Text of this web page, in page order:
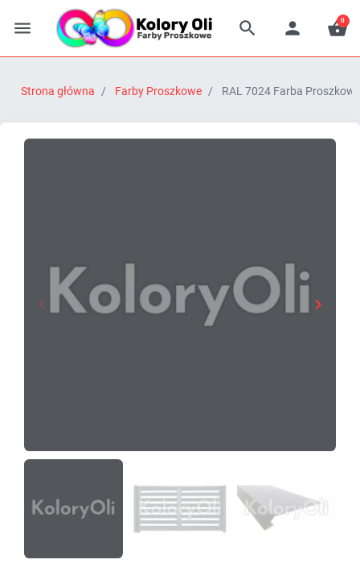
   
0
Strona główna Farby Proszkowe RAL 7024 Farba
Poprzedni
 